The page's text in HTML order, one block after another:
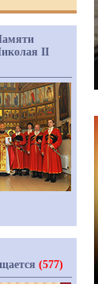
II
(577)